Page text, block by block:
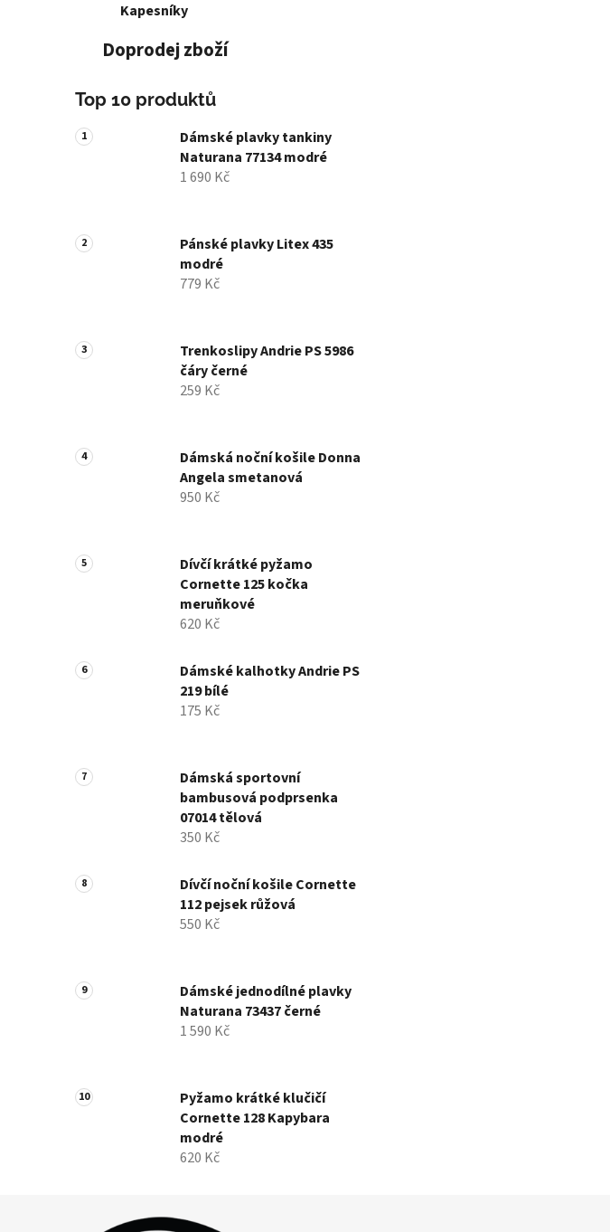
Kapesníky
Doprodej zboží
Top 10 produktů
Dámské plavky tankiny
Naturana 77134 modré
1 690 Kč
Pánské plavky Litex 435
modré
779 Kč
Trenkoslipy Andrie PS 5986
čáry černé
259 Kč
Dámská noční košile Donna
Angela smetanová
950 Kč
Dívčí krátké pyžamo
Cornette 125 kočka
meruňkové
620 Kč
Dámské kalhotky Andrie PS
219 bílé
175 Kč
Dámská sportovní
bambusová podprsenka
07014 tělová
350 Kč
Dívčí noční košile Cornette
112 pejsek růžová
550 Kč
Dámské jednodílné plavky
Naturana 73437 černé
1 590 Kč
Pyžamo krátké klučičí
Cornette 128 Kapybara
modré
620 Kč